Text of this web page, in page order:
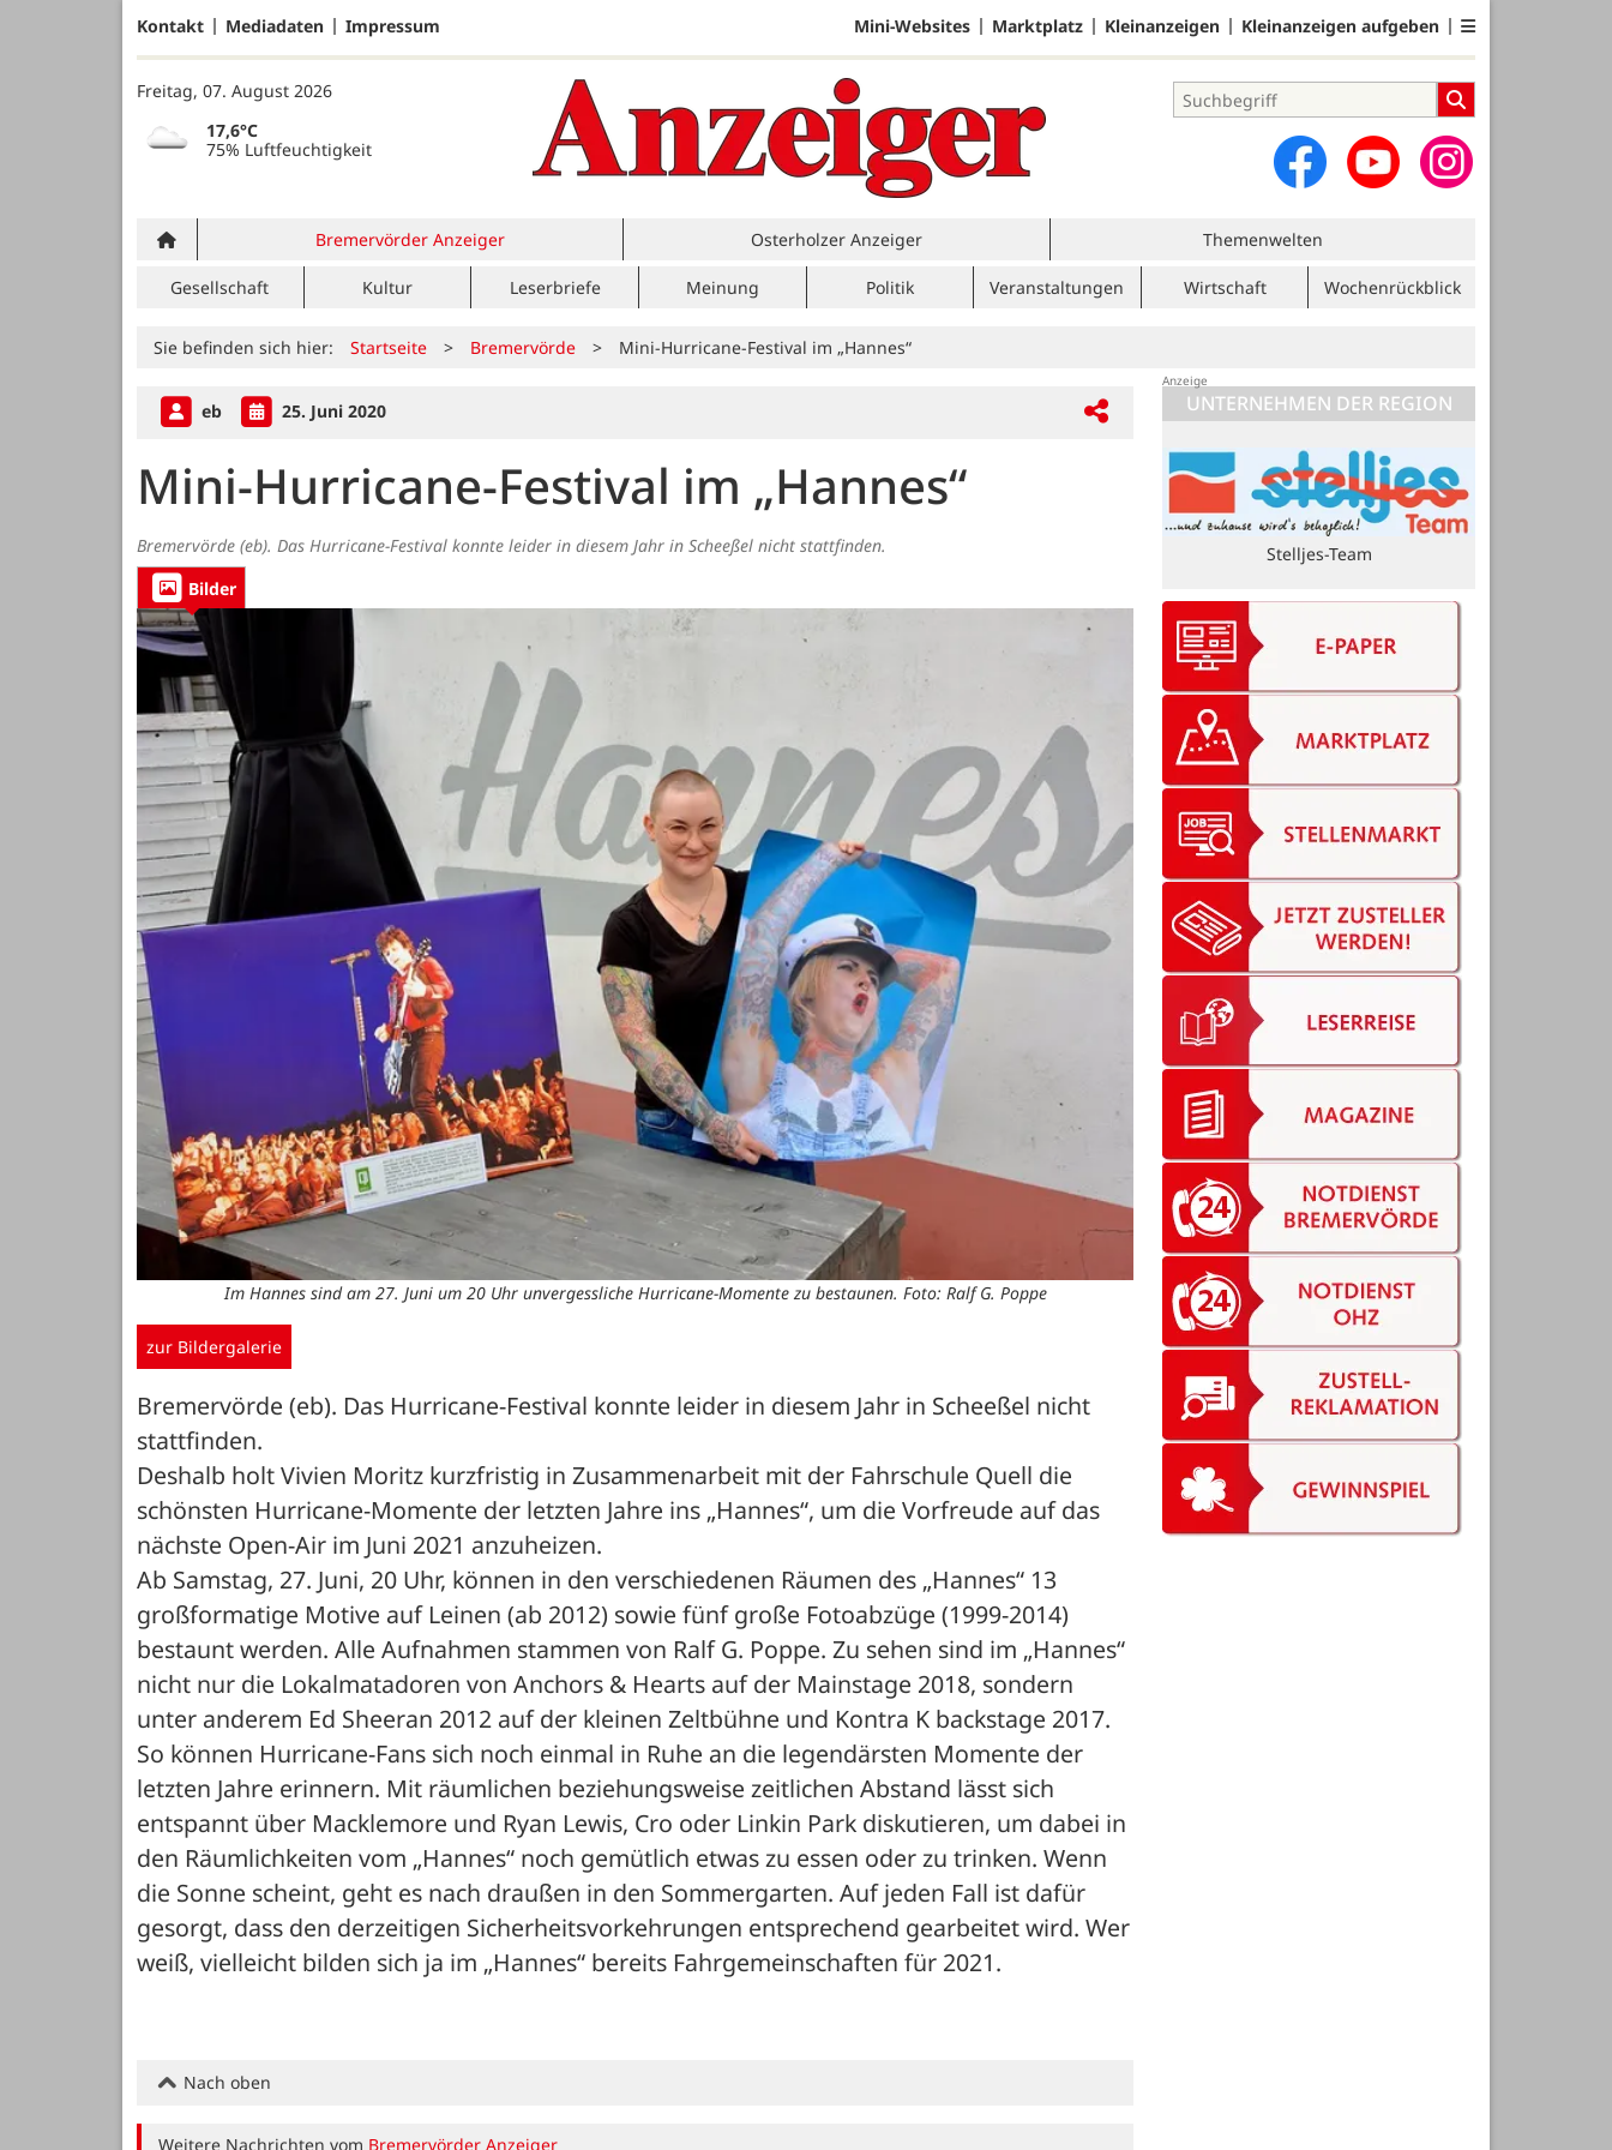
Kontakt Mediadaten Impressum Mini-Websites Marktplatz Kleinanzeigen Kleinanzeigen aufgeben
Freitag, 07. August 2026
17,6°C
75% Luftfeuchtigkeit
Bremervörder Anzeiger Osterholzer Anzeiger Themenwelten
Gesellschaft Kultur Leserbriefe Meinung Politik Veranstaltungen Wirtschaft Wochenrückblick
Sie befinden sich hier: Startseite > Bremervörde > Mini-Hurricane-Festival im „Hannes“
eb 25. Juni 2020
Mini-Hurricane-Festival im „Hannes“
Bremervörde (eb). Das Hurricane-Festival konnte leider in diesem Jahr in Scheeßel nicht stattfinden.
Bilder
Im Hannes sind am 27. Juni um 20 Uhr unvergessliche Hurricane-Momente zu bestaunen. Foto: Ralf G. Poppe
zur Bildergalerie
Bremervörde (eb). Das Hurricane-Festival konnte leider in diesem Jahr in Scheeßel nicht
stattfinden.
Deshalb holt Vivien Moritz kurzfristig in Zusammenarbeit mit der Fahrschule Quell die
schönsten Hurricane-Momente der letzten Jahre ins „Hannes“, um die Vorfreude auf das
nächste Open-Air im Juni 2021 anzuheizen.
Ab Samstag, 27. Juni, 20 Uhr, können in den verschiedenen Räumen des „Hannes“ 13
großformatige Motive auf Leinen (ab 2012) sowie fünf große Fotoabzüge (1999-2014)
bestaunt werden. Alle Aufnahmen stammen von Ralf G. Poppe. Zu sehen sind im „Hannes“
nicht nur die Lokalmatadoren von Anchors & Hearts auf der Mainstage 2018, sondern
unter anderem Ed Sheeran 2012 auf der kleinen Zeltbühne und Kontra K backstage 2017.
So können Hurricane-Fans sich noch einmal in Ruhe an die legendärsten Momente der
letzten Jahre erinnern. Mit räumlichen beziehungsweise zeitlichen Abstand lässt sich
entspannt über Macklemore und Ryan Lewis, Cro oder Linkin Park diskutieren, um dabei in
den Räumlichkeiten vom „Hannes“ noch gemütlich etwas zu essen oder zu trinken. Wenn
die Sonne scheint, geht es nach draußen in den Sommergarten. Auf jeden Fall ist dafür
gesorgt, dass den derzeitigen Sicherheitsvorkehrungen entsprechend gearbeitet wird. Wer
weiß, vielleicht bilden sich ja im „Hannes“ bereits Fahrgemeinschaften für 2021.
Nach oben
Weitere Nachrichten vom Bremervörder Anzeiger
UNTERNEHMEN DER REGION
Autohaus Spreen-GmbH